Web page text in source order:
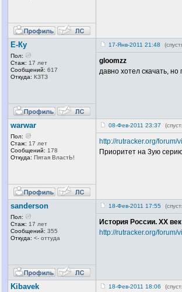
Е-Ку
Пол:
Стаж: 17 лет
Сообщений: 617
Откуда: КЗТЗ
17-Янв-2011 21:48
gloomzz
давно хотел скачать,
warwar
Пол:
Стаж: 17 лет
Сообщений: 178
Откуда: Пятая ВластЬ!
08-Фев-2011 23:37
http://rutracker.org/
Приоритет на 3ую
sanderson
Пол:
Стаж: 17 лет
Сообщений: 355
Откуда: <- оттуда
18-Фев-2011 17:55
История России. XX
http://rutracker.org/
Kibavek 18-Фев-2011 18:06